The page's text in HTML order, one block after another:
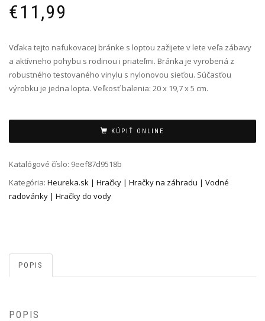
€11,99
Vďaka tejto nafukovacej bránke s loptou zažijete v lete veľa zábavy
a aktívneho pohybu s rodinou i priateľmi. Bránka je vyrobená z
robustného testovaného vinylu s nylonovou sieťou. Súčasťou
výrobku je jedna lopta. Veľkosť balenia: 20 x 19,7 x 5 cm.
KÚPIŤ ONLINE
Katalógové číslo: 9eef87d9518b
Kategória: Heureka.sk | Hračky | Hračky na záhradu | Vodné
radovánky | Hračky do vody
POPIS
POPIS